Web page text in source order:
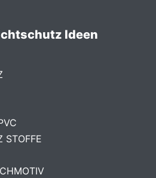
Ideen
STOFFE